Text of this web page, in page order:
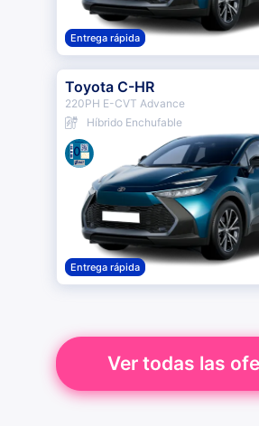
Entrega rápida
Toyota C-HR
220PH E-CVT Advance
Híbrido Enchufable
Entrega rápida
Ver todas las